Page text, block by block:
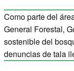
Como parte del
General Forestal,
sostenible del
denuncias de tala